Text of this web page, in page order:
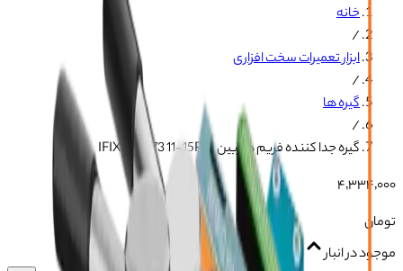
خانه
/
ابزار تعمیرات سخت افزاری
/
گیره ها
/
گیره جدا کننده فریم دوربین IFIXES IX73 11-15PM
۴٬۳۳۴٬۰۰۰
تومان
موجود در انبار